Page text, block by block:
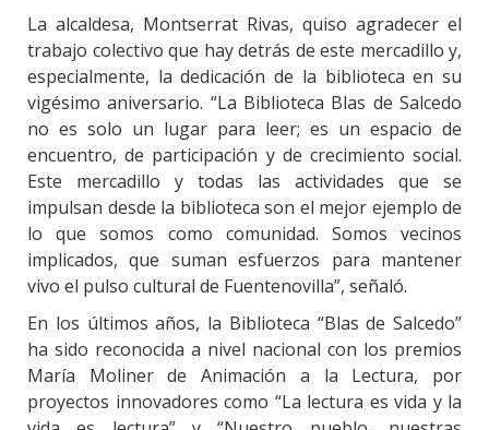
La alcaldesa, Montserrat Rivas, quiso agradecer el
trabajo colectivo que hay detrás de este mercadillo y,
especialmente, la dedicación de la biblioteca en su
vigésimo aniversario. “La Biblioteca Blas de Salcedo
no es solo un lugar para leer; es un espacio de
encuentro, de participación y de crecimiento social.
Este mercadillo y todas las actividades que se
impulsan desde la biblioteca son el mejor ejemplo de
lo que somos como comunidad. Somos vecinos
implicados, que suman esfuerzos para mantener
vivo el pulso cultural de Fuentenovilla”, señaló.
En los últimos años, la Biblioteca “Blas de Salcedo”
ha sido reconocida a nivel nacional con los premios
María Moliner de Animación a la Lectura, por
proyectos innovadores como “La lectura es vida y la